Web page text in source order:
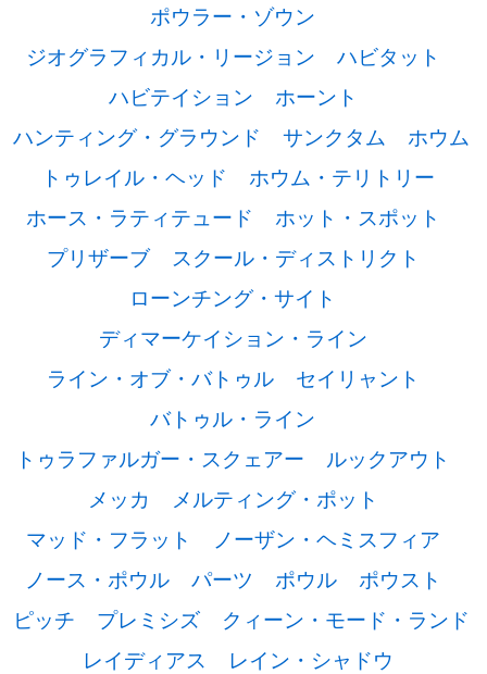
ポウラー・ゾウン
ジオグラフィカル・リージョン
ハビタット
ハビテイション
ホーント
ハンティング・グラウンド
サンクタム
ホウム
トゥレイル・ヘッド
ホウム・テリトリー
ホース・ラティテュード
ホット・スポット
プリザーブ
スクール・ディストリクト
ローンチング・サイト
ディマーケイション・ライン
ライン・オブ・バトゥル
セイリャント
バトゥル・ライン
トゥラファルガー・スクェアー
ルックアウト
メッカ
メルティング・ポット
マッド・フラット
ノーザン・ヘミスフィア
ノース・ポウル
パーツ ポウル
ポウスト
ピッチ
プレミシズ
クィーン・モード・ランド
レイディアス
レイン・シャドウ